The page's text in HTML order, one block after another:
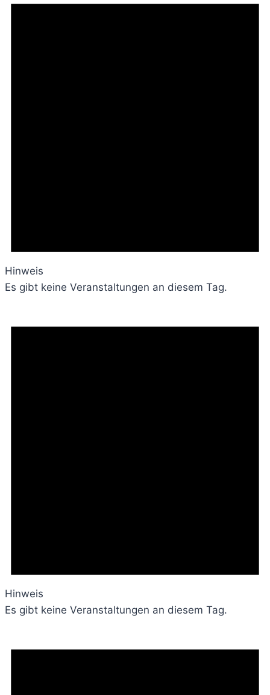
Hinweis
Es gibt keine Veranstaltungen an diesem Tag.
Hinweis
Es gibt keine Veranstaltungen an diesem Tag.